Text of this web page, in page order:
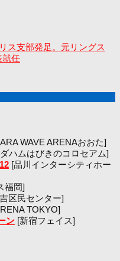
ス支部発足。元リングス
就任
WAVE ARENAおおた]
ハムはびきのコロセアム]
[品川インターシティホー
福岡]
区民センター]
TOKYO]
ン [新宿フェイス]